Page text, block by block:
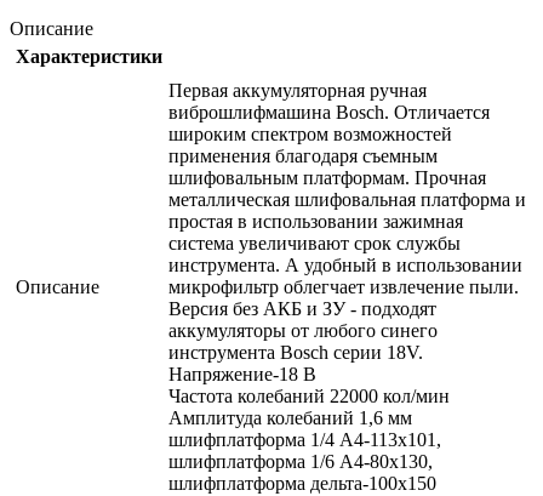
Описание
Характеристики
Описание
Первая аккумуляторная ручная
виброшлифмашина Bosch. Отличается
широким спектром возможностей
применения благодаря съемным
шлифовальным платформам. Прочная
металлическая шлифовальная платформа и
простая в использовании зажимная
система увеличивают срок службы
инструмента. А удобный в использовании
микрофильтр облегчает извлечение пыли.
Версия без АКБ и ЗУ - подходят
аккумуляторы от любого синего
инструмента Bosch серии 18V.
Напряжение-18 В
Частота колебаний 22000 кол/мин
Амплитуда колебаний 1,6 мм
шлифплатформа 1/4 А4-113х101,
шлифплатформа 1/6 А4-80х130,
шлифплатформа дельта-100х150